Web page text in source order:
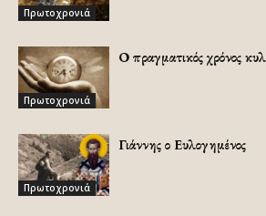
Πρωτοχρονιά
Πρωτοχρονιά
Ο πραγματικός χρόνος
Πρωτοχρονιά
Γιάννης ο Ευλογημένος